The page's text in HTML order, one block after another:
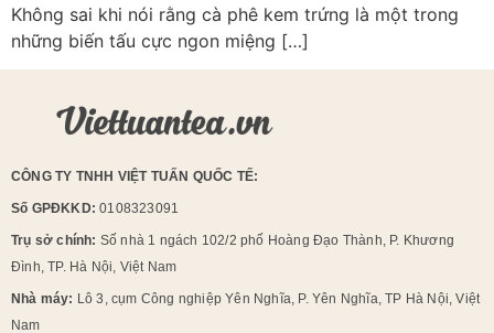
Không sai khi nói rằng cà phê kem trứng là một trong
những biến tấu cực ngon miệng […]
CÔNG TY TNHH VIỆT TUẤN QUỐC TẾ:
Số GPĐKKD: 0108323091
Trụ sở chính: Số nhà 1 ngách 102/2 phố Hoàng Đạo Thành, P. Khương
Đình, TP. Hà Nội, Việt Nam
Nhà máy: Lô 3, cụm Công nghiệp Yên Nghĩa, P. Yên Nghĩa, TP Hà Nội, Việt
Nam